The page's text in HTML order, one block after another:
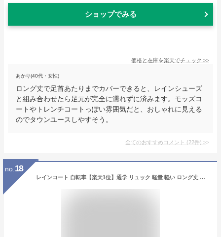
ショップでみる
価格と在庫を楽天でチェック >>
あかり(40代・女性)
ロング丈で足首あたりまでカバーできると、レインシューズ
と組み合わせたら足元が完全に濡れずに済みます。モッズコ
ートやトレンチコートっぽい雰囲気だと、おしゃれに見える
のでタウンユースしやすそう。
全てのおすすめコメント (22件) >
no. 18
レインコート 自転車【楽天1位】通学 リュック 軽量 軽い ロング丈 袖あり レインポンチョ レディース メンズ 前開き ファスナー ポンチョ おしゃれ かわいい 人気 大きいサイズ カッパ バイク 原付 ランキング1位獲得 防水 撥水 メール便 送料無料